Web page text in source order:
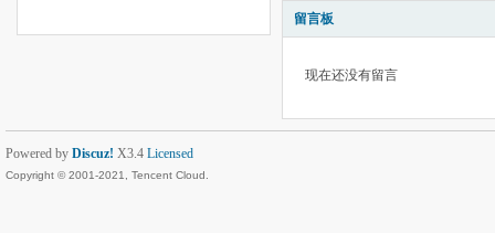
留言板
现在还没有留言
Powered by Discuz! X3.4 Licensed
Copyright © 2001-2021, Tencent Cloud.